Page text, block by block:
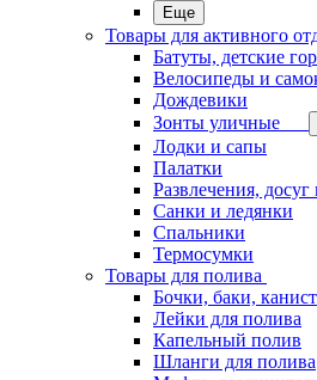
Еще
Товары для активного
Батуты, детские
Велосипеды и
Дождевики
Зонты уличные
Лодки и сапы
Палатки
Развлечения,
Санки и ледянки
Спальники
Термосумки
Товары для полива
Бочки, баки,
Лейки для полива
Капельный полив
Шланги для полива